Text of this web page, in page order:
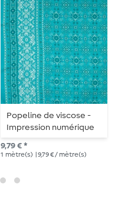
Popeline de viscose -
Impression numérique
bordures ethniques
Turquoise
9,79 € *
1 mètre(s) | 9,79 € / mètre(s)